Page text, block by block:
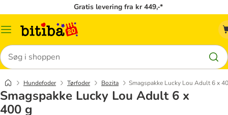
Gratis levering fra kr 449,-*
Menu
Søg
Hundefoder Tørfoder Bozita Smagspakke Lucky Lou Adult 6 x
Smagspakke Lucky Lou Adult 6 x
400 g